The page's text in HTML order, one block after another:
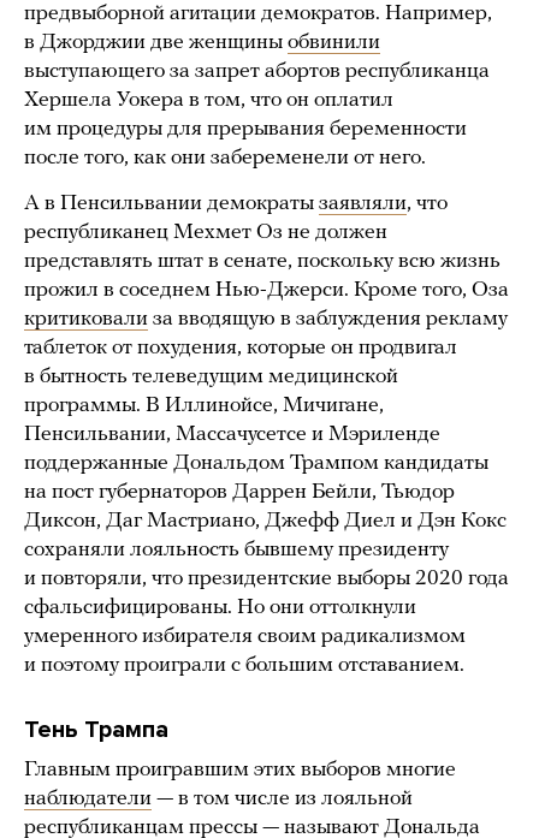
предвыборной агитации демократов. Например,
в Джорджии две женщины обвинили
выступающего за запрет абортов республиканца
Хершела Уокера в том, что он оплатил
им процедуры для прерывания беременности
после того, как они забеременели от него.
А в Пенсильвании демократы заявляли, что
республиканец Мехмет Оз не должен
представлять штат в сенате, поскольку всю жизнь
прожил в соседнем Нью-Джерси. Кроме того, Оза
критиковали за вводящую в заблуждения рекламу
таблеток от похудения, которые он продвигал
в бытность телеведущим медицинской
программы. В Иллинойсе, Мичигане,
Пенсильвании, Массачусетсе и Мэриленде
поддержанные Дональдом Трампом кандидаты
на пост губернаторов Даррен Бейли, Тьюдор
Диксон, Даг Мастриано, Джефф Диел и Дэн Кокс
сохраняли лояльность бывшему президенту
и повторяли, что президентские выборы 2020 года
сфальсифицированы. Но они оттолкнули
умеренного избирателя своим радикализмом
и поэтому проиграли с большим отставанием.
Тень Трампа
Главным проигравшим этих выборов многие
наблюдатели — в том числе из лояльной
республиканцам прессы — называют Дональда